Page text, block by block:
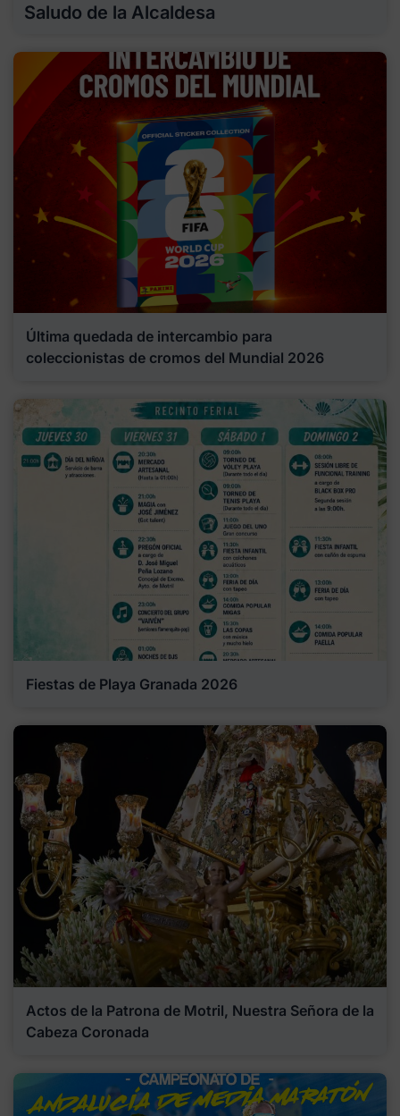
Saludo de la Alcaldesa
Última quedada de intercambio para
coleccionistas de cromos del Mundial 2026
Fiestas de Playa Granada 2026
Actos de la Patrona de Motril, Nuestra Señora de la
Cabeza Coronada